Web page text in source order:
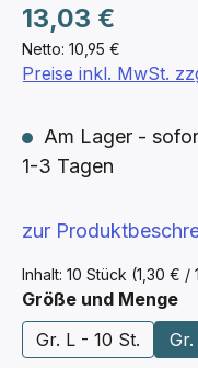
Netto: 10,95 €
Regulärer Preis:
13,03 €
Inhalt: 10 Stück (1,30 € /
Preise inkl. MwSt.
Am Lager -
1-3 Tagen
zur
Größe und Menge
Gr. L - 10 St.